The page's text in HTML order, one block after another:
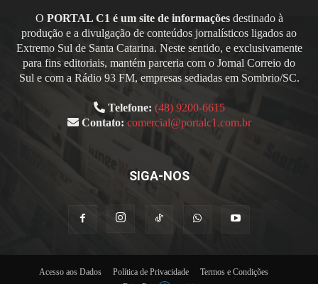
O PORTAL C1 é um site de informaçõesdestinado à
produção e a divulgação de conteúdos jornalísticos ligados ao
Extremo Sul de Santa Catarina. Neste sentido, e exclusivamente
para fins editoriais, mantém parceria com o Jornal Correio do
Sul e com a Rádio 93 FM, empresas sediadas em Sombrio/SC.
Telefone: (48) 9200-6615
Contato: comercial@portalc1.com.br
SIGA-NOS
Acesso aos Dados Política de Privacidade
Termos e Condições